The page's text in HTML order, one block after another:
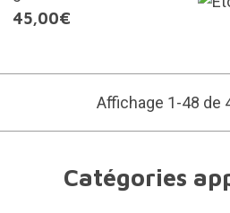
45,00€
Affichage 1-48 de
Catégories